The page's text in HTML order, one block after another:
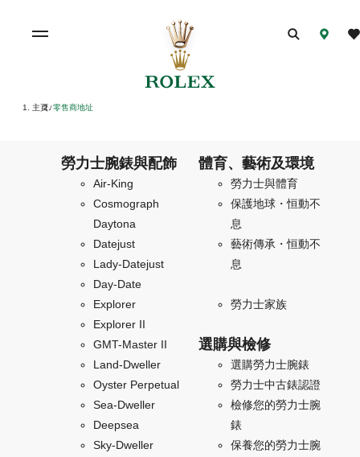
主頁/ 零售商地址
勞力士腕錶與配飾
Air-King
Cosmograph
Daytona
Datejust
Lady-Datejust
Day-Date
Explorer
Explorer II
GMT-Master II
Land-Dweller
Oyster Perpetual
Sea-Dweller
Deepsea
Sky-Dweller
體育、藝術及環境
勞力士與體育
保護地球・恒動不
息
藝術傳承・恒動不
息
勞力士家族
選購與檢修
選購勞力士腕錶
勞力士中古錶認證
檢修您的勞力士腕
錶
保養您的勞力士腕